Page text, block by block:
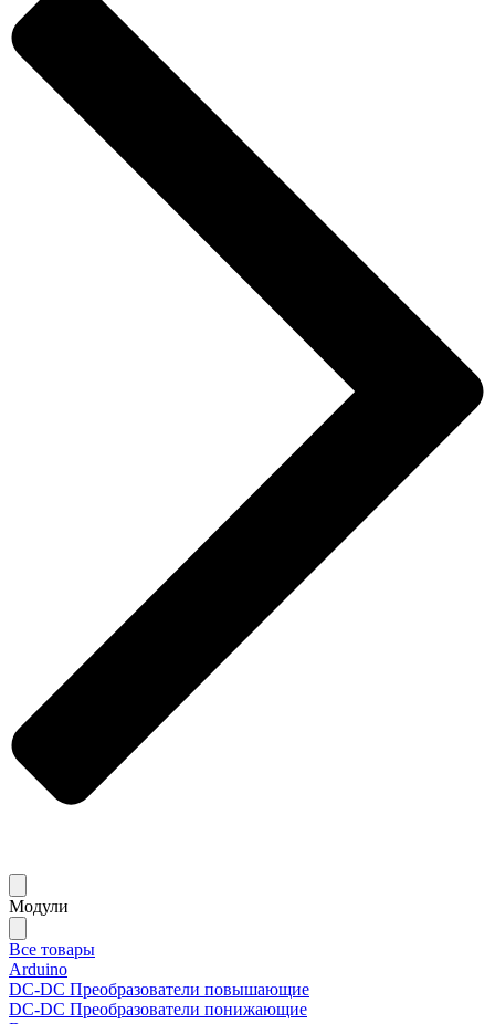
Модули
Все товары
Arduino
DC-DC Преобразователи повышающие
DC-DC Преобразователи понижающие